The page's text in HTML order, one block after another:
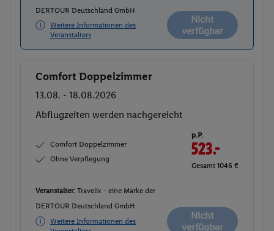
DERTOUR Deutschland GmbH
Weitere Informationen des
Veranstalters
Nicht
verfügbar
Buchen
Comfort Doppelzimmer
13.08. - 18.08.2026
Abflugzeiten werden nachgereicht
Comfort Doppelzimmer
Ohne Verpflegung
p.P.
523.-
Gesamt 1046 €
Veranstalter: Travelix - eine Marke der
DERTOUR Deutschland GmbH
Weitere Informationen des
Nicht
verfügbar